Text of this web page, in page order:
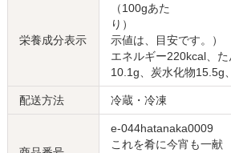
栄養成分表示
（100gあた
り） (
示値は、目安です。）
エネルギー220kcal、
10.1g、炭水化物15.5g
配送方法 冷蔵・冷凍
e-044hatanaka0009
これを肴に今宵も一